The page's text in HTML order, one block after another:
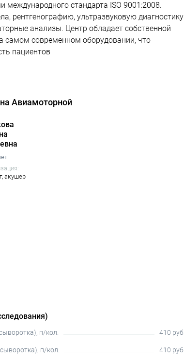
международного стандарта ISO 9001:2008.
рентгенографию, ультразвуковую диагностику
анализы. Центр обладает собственной
самом современном оборудовании, что
пациентов
Авиамоторной
акушер
п/кол. 410 руб.
п/кол. 410 руб.